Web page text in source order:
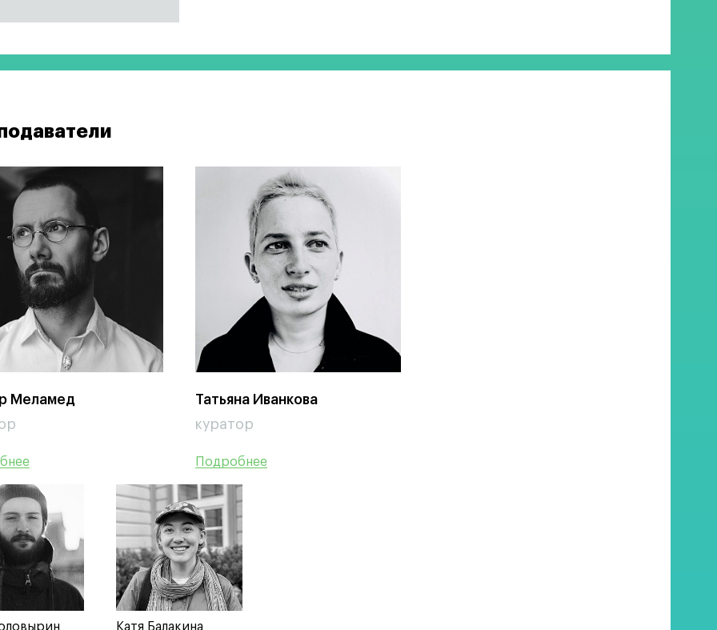
Меламед
Татьяна Иванкова
куратор
Подробнее
Подробнее
Подробнее
Катя Балакина